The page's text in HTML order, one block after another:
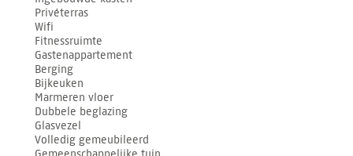
Privéterras
Wifi
Fitnessruimte
Gastenappartement
Berging
Bijkeuken
Marmeren vloer
Dubbele beglazing
Glasvezel
Volledig gemeubileerd